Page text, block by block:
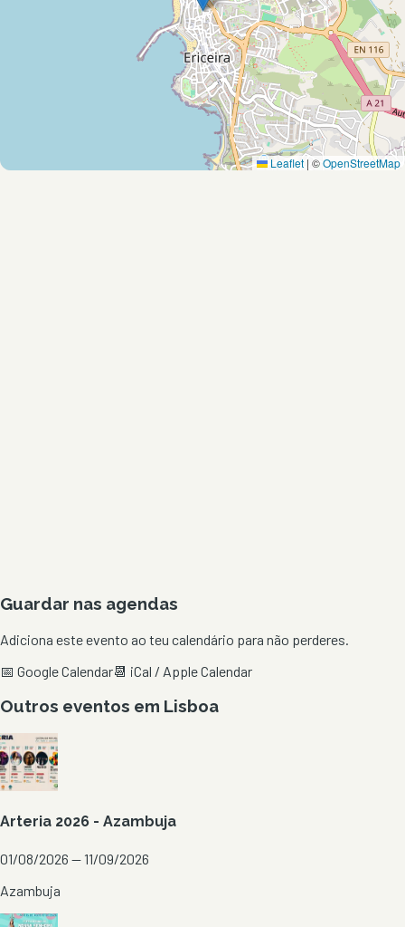
Leaflet | ©OpenStreetMap
Guardar nas agendas
Adiciona este evento ao teu calendário para não perderes.
📅 Google Calendar📆 iCal / Apple Calendar
Outros eventos em Lisboa
Arteria 2026 - Azambuja
01/08/2026 — 11/09/2026
Azambuja